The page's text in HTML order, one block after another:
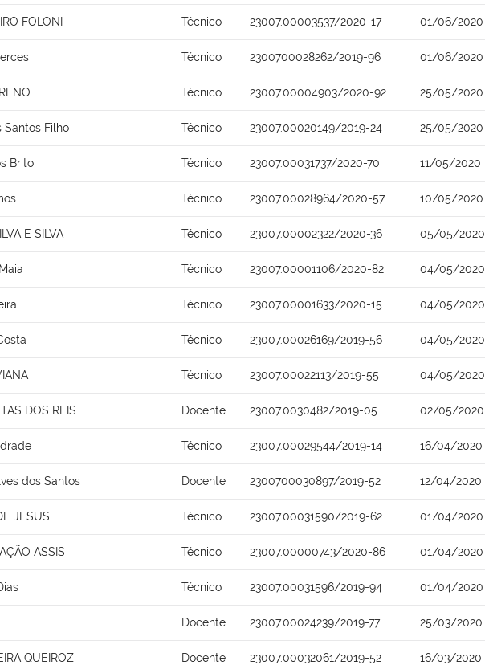
FOLONI Técnico 23007.00003537/2020-17 01/06/2020
Técnico 2300700028262/2019-96 01/06/2020
Técnico 23007.00004903/2020-92 25/05/2020
Santos Filho Técnico 23007.00020149/2019-24 25/05/2020
Brito Técnico 23007.00031737/2020-70 11/05/2020
Técnico 23007.00028964/2020-57 10/05/2020
E SILVA Técnico 23007.00002322/2020-36 05/05/2020
Técnico 23007.00001106/2020-82 04/05/2020
Técnico 23007.00001633/2020-15 04/05/2020
Técnico 23007.00026169/2019-56 04/05/2020
Técnico 23007.00022113/2019-55 04/05/2020
DOS REIS Docente 23007.0030482/2019-05 02/05/2020
Técnico 23007.00029544/2019-14 16/04/2020
dos Santos Docente 2300700030897/2019-52 12/04/2020
JESUS Técnico 23007.00031590/2019-62 01/04/2020
ASSIS Técnico 23007.00000743/2020-86 01/04/2020
Técnico 23007.00031596/2019-94 01/04/2020
Docente 23007.00024239/2019-77 25/03/2020
QUEIROZ Docente 23007.00032061/2019-52 16/03/2020